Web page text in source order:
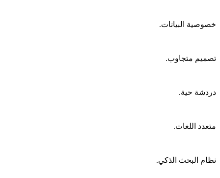
خصوصية البيانات.
تصميم متجاوب.
دردشة حية.
متعدد اللغات.
نظام البحث الذكي.